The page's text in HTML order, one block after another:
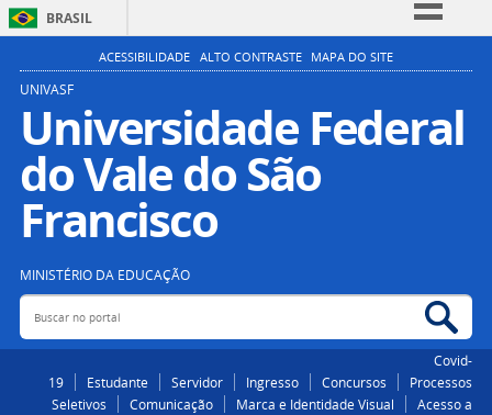
BRASIL
Simplifique!
Participe
Acesso à informação
Legislação
ACESSIBILIDADE ALTO CONTRASTE MAPA DO SITE
UNIVASF
Universidade Federal
do Vale do São
Francisco
MINISTÉRIO DA EDUCAÇÃO
Buscar no portal
Covid-
19
Estudante Servidor Ingresso Concursos
Processos
Seletivos
Comunicação Marca e Identidade Visual
Acesso a